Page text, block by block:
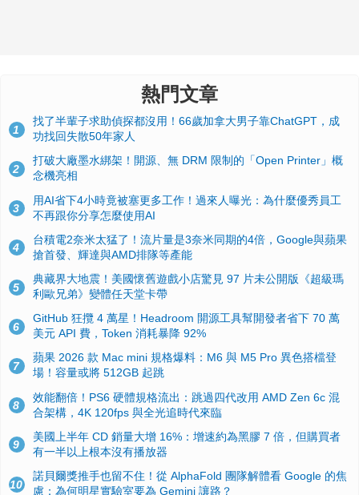
熱門文章
1
找了半輩子求助偵探都沒用！66歲加拿大男子靠ChatGPT，成
功找回失散50年家人
2
打破大廠墨水綁架！開源、無 DRM 限制的「Open Printer」概
念機亮相
3
用AI省下4小時竟被塞更多工作！過來人曝光：為什麼優秀員工
不再跟你分享怎麼使用AI
4
台積電2奈米太猛了！流片量是3奈米同期的4倍，Google與蘋果
搶首發、輝達與AMD排隊等產能
5
典藏界大地震！美國懷舊遊戲小店驚見 97 片未公開版《超級瑪
利歐兄弟》變體任天堂卡帶
6
GitHub 狂攬 4 萬星！Headroom 開源工具幫開發者省下 70 萬
美元 API 費，Token 消耗暴降 92%
7
蘋果 2026 款 Mac mini 規格爆料：M6 與 M5 Pro 異色搭檔登
場！容量或將 512GB 起跳
8
效能翻倍！PS6 硬體規格流出：跳過四代改用 AMD Zen 6c 混
合架構，4K 120fps 與全光追時代來臨
9
美國上半年 CD 銷量大增 16%：增速約為黑膠 7 倍，但購買者
有一半以上根本沒有播放器
10
諾貝爾獎推手也留不住！從 AlphaFold 團隊解體看 Google 的焦
慮：為何明星實驗室要為 Gemini 讓路？